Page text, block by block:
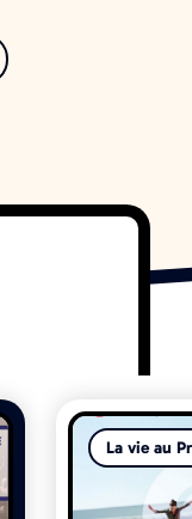
La vie au